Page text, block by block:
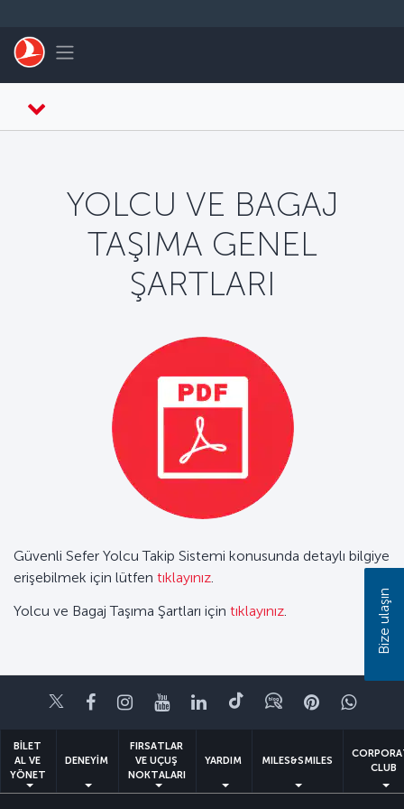
Toggle navigation
YOLCU VE BAGAJ
TAŞIMA GENEL
ŞARTLARI
Güvenli Sefer Yolcu Takip Sistemi konusunda detaylı bilgiye
erişebilmek için lütfen tıklayınız.
Yolcu ve Bagaj Taşıma Şartları için tıklayınız.
TwitterFacebookInstagram
YoutubeLinkedIn
TiktokBlogPinterest
BİLET
AL VE
YÖNET
DENEYİM
FIRSATLAR
VE UÇUŞ
NOKTALARI
YARDIM MILES&SMILES
CLUB
Bize ulaşın